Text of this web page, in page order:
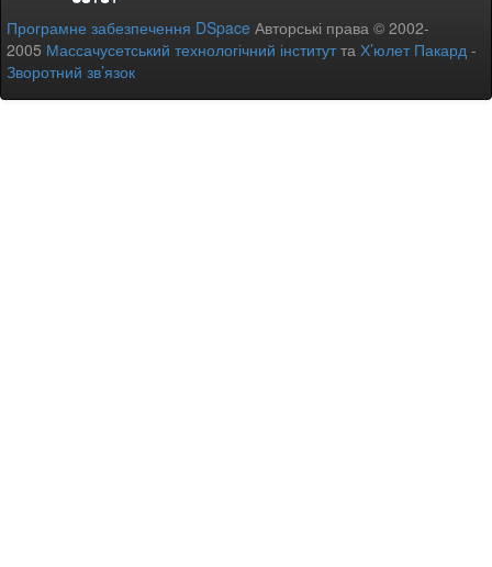
Програмне забезпечення DSpace Авторські права © 2002-
2005 Массачусетський технологічний інститутта Х’юлет Пакард -
Зворотний зв’язок